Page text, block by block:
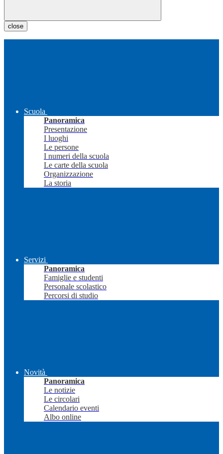
close
Scuola
Panoramica
Presentazione
I luoghi
Le persone
I numeri della scuola
Le carte della scuola
Organizzazione
La storia
Servizi
Panoramica
Famiglie e studenti
Personale scolastico
Percorsi di studio
Novità
Panoramica
Le notizie
Le circolari
Calendario eventi
Albo online